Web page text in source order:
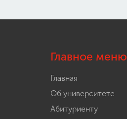
Главное меню
Главная
Об университете
Абитуриенту